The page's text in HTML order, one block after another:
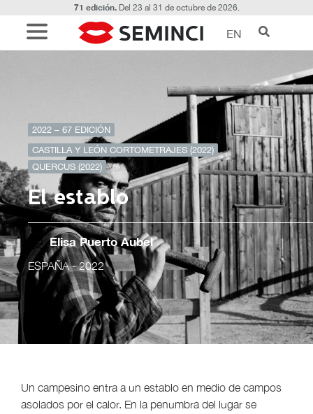
71 edición.Del 23 al 31 de octubre de 2026.
EN
2022 – 67 EDICIÓN
CASTILLA Y LEÓN CORTOMETRAJES (2022)
QUERCUS (2022)
El establo
Elisa Puerto Aubel
ESPAÑA- 2022
Un campesino entra a un establo en medio de campos
asolados por el calor. En la penumbra del lugar se